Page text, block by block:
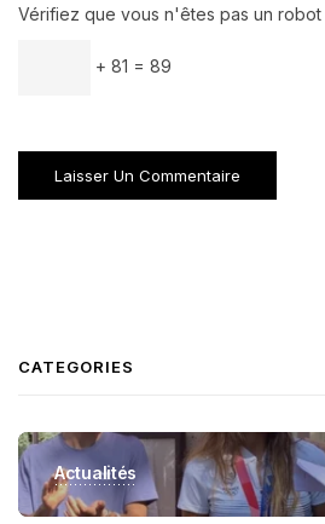
Vérifiez que vous n'êtes pas un
+ 81 = 89
CATEGORIES
Actualités